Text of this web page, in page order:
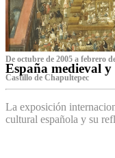
De octubre de 2005 a febrero
España medieval y
Castillo de Chapultepec
La exposición
cultural española y su